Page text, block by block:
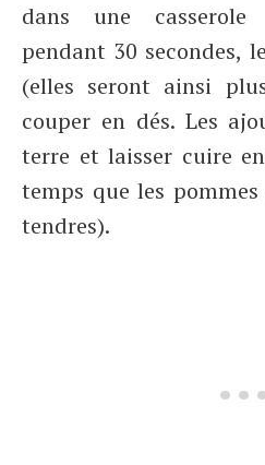
dans une casserole
pendant 30 secondes,
(elles seront ainsi
couper en dés. Les
terre et laisser cuire
temps que les
tendres).